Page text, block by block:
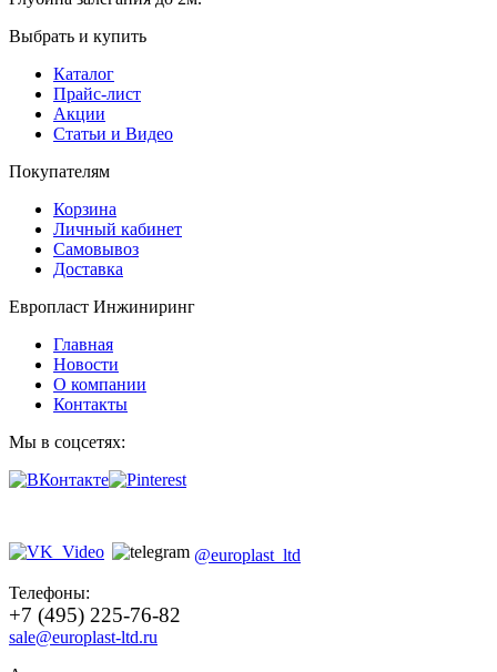
Выбрать и купить
Каталог
Прайс-лист
Акции
Статьи и Видео
Покупателям
Корзина
Личный кабинет
Самовывоз
Доставка
Европласт Инжиниринг
Главная
Новости
О компании
Контакты
Мы в соцсетях:
@europlast_ltd
Телефоны:
+7 (495) 225-76-82
sale@europlast-ltd.ru